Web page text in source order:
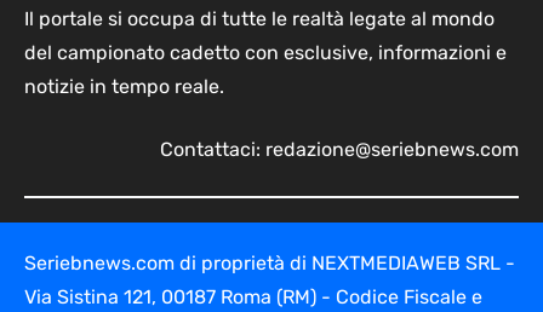
Il portale si occupa di tutte le realtà legate al mondo
del campionato cadetto con esclusive, informazioni e
notizie in tempo reale.
Contattaci: redazione@seriebnews.com
Seriebnews.com di proprietà di NEXTMEDIAWEB SRL -
Via Sistina 121, 00187 Roma (RM) - Codice Fiscale e